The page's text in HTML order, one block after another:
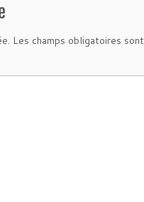
Les champs obligatoires